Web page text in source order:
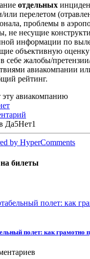
отдельных
перелетом
проблемы в
не несущие
информации по
объективную оценку
себе жалобы/
авиакомпании
рейтинг.
эту авиакомпанию
Да5Нет1
by HyperComments
билеты
полет: как грамотно